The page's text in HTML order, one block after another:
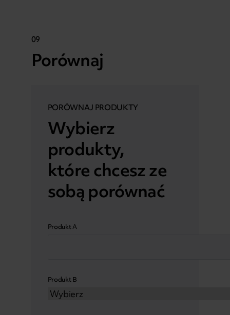
09
Porównaj
PORÓWNAJ PRODUKTY
Wybierz
produkty,
które chcesz ze
sobą porównać
Produkt A
Produkt B